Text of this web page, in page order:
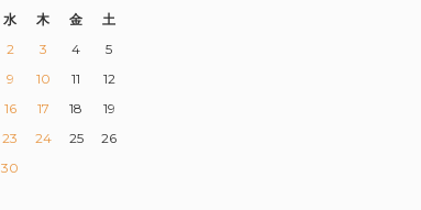
水 木 金
土
2 3 4
5
9 10 11
12
16 17 18
19
23 24 25
26
30